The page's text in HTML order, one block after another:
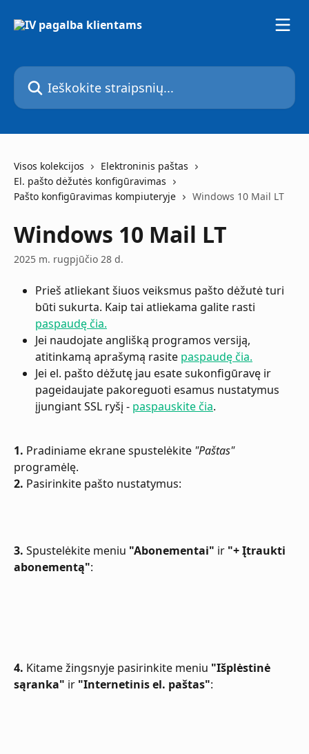
Ieškokite straipsnių...
Visos kolekcijos
Elektroninis paštas
El. pašto dėžutės konfigūravimas
Pašto konfigūravimas kompiuteryje
Windows 10 Mail LT
Windows 10 Mail LT
2025 m. rugpjūčio 28 d.
Prieš atliekant šiuos veiksmus pašto dėžutė turi
būti sukurta. Kaip tai atliekama galite rasti
paspaudę čia.
Jei naudojate anglišką programos versiją,
atitinkamą aprašymą rasite paspaudę čia.
Jei el. pašto dėžutę jau esate sukonfigūravę ir
pageidaujate pakoreguoti esamus nustatymus
įjungiant SSL ryšį - paspauskite čia.
1. Pradiniame ekrane spustelėkite "Paštas"
programėlę.
2. Pasirinkite pašto nustatymus:
3. Spustelėkite meniu "Abonementai" ir "+ Įtraukti
abonementą":
4. Kitame žingsnyje pasirinkite meniu "Išplėstinė
sąranka" ir "Internetinis el. paštas":